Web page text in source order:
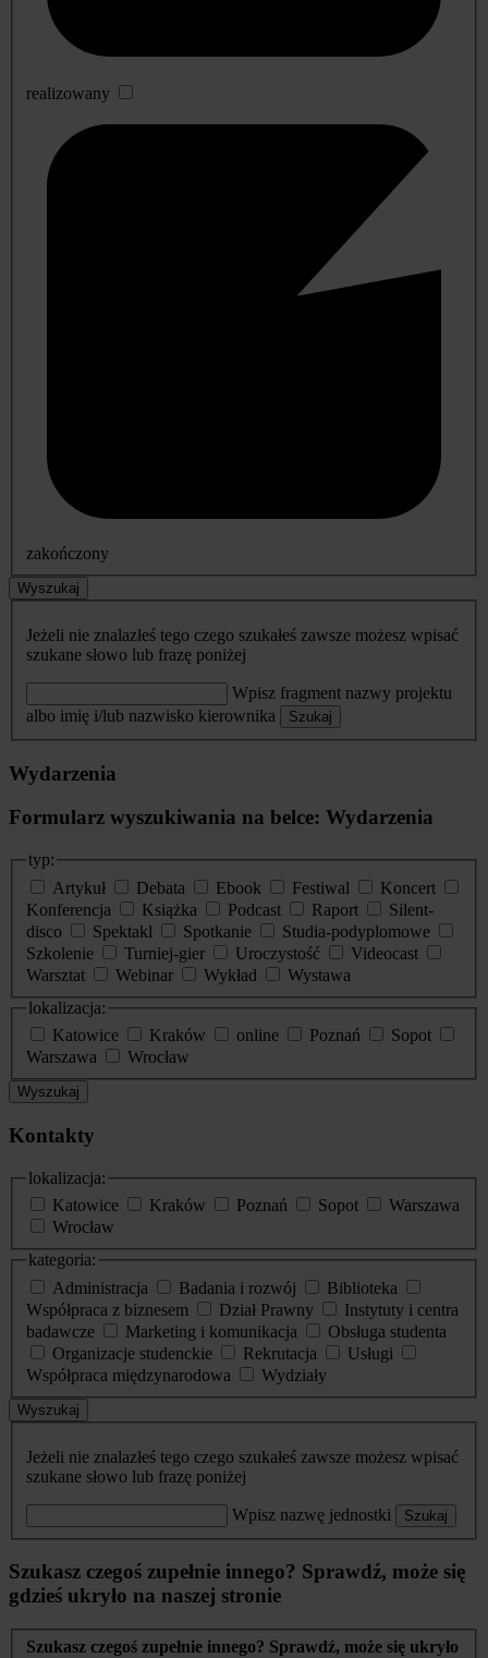
realizowany
zakończony
Wyszukaj
Jeżeli nie znalazłeś tego czego szukałeś zawsze możesz wpisać
szukane słowo lub frazę poniżej
Wpisz fragment nazwy projektu
albo imię i/lub nazwisko kierownika
Szukaj
Wydarzenia
Formularz wyszukiwania na belce: Wydarzenia
typ:
Artykuł
Debata Ebook Festiwal
Koncert
Konferencja
Książka Podcast Raport
Silent-
disco
Spektakl Spotkanie
Studia-podyplomowe
Szkolenie
Turniej-gier Uroczystość
Videocast
Warsztat
Webinar Wykład
Wystawa
lokalizacja:
Katowice
Kraków online Poznań
Sopot
Warszawa
Wrocław
Wyszukaj
Kontakty
lokalizacja:
Katowice
Kraków Poznań Sopot
Warszawa
Wrocław
kategoria:
Administracja
Badania i rozwój
Biblioteka
Współpraca z biznesem
Dział Prawny
Instytuty i centra
badawcze
Marketing i komunikacja
Obsługa studenta
Organizacje studenckie
Rekrutacja
Usługi
Współpraca międzynarodowa
Wydziały
Wyszukaj
Jeżeli nie znalazłeś tego czego szukałeś zawsze możesz wpisać
szukane słowo lub frazę poniżej
Wpisz nazwę jednostki Szukaj
Szukasz czegoś zupełnie innego? Sprawdź, może się
gdzieś ukryło na naszej stronie
Szukasz czegoś zupełnie innego? Sprawdź, może się ukryło